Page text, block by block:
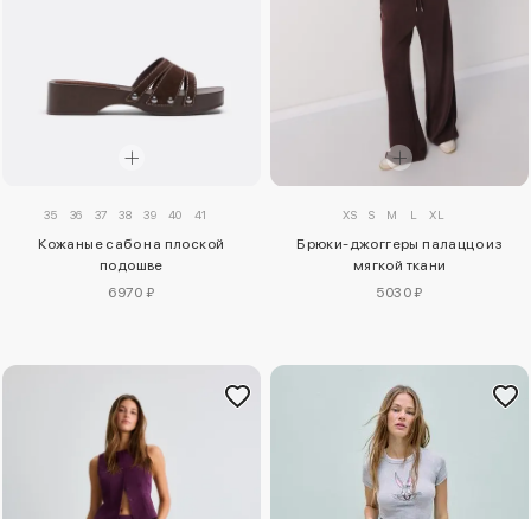
35 36 37 38 39 40 41
Кожаные сабо на плоской
подошве
6970 ₽
XS S M L XL
Брюки-джоггеры палаццо из
мягкой ткани
5030 ₽